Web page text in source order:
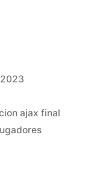
ajax final